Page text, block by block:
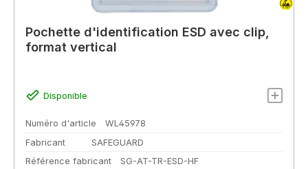
Pochette d'identification ESD avec clip,
format vertical
Disponible
Numéro d'article
WL45978
Fabricant
SAFEGUARD
Référence fabricant
SG-AT-TR-ESD-HF